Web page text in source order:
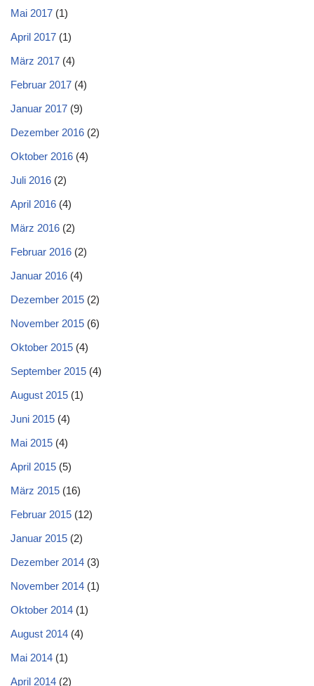
Mai 2017 (1)
April 2017 (1)
März 2017 (4)
Februar 2017 (4)
Januar 2017 (9)
Dezember 2016 (2)
Oktober 2016 (4)
Juli 2016 (2)
April 2016 (4)
März 2016 (2)
Februar 2016 (2)
Januar 2016 (4)
Dezember 2015 (2)
November 2015 (6)
Oktober 2015 (4)
September 2015 (4)
August 2015 (1)
Juni 2015 (4)
Mai 2015 (4)
April 2015 (5)
März 2015 (16)
Februar 2015 (12)
Januar 2015 (2)
Dezember 2014 (3)
November 2014 (1)
Oktober 2014 (1)
August 2014 (4)
Mai 2014 (1)
April 2014 (2)